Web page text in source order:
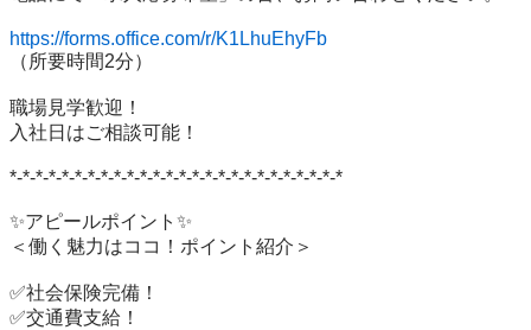
https://forms.office.com/r/K1LhuEhyFb
（所要時間2分）
職場見学歓迎！
入社日はご相談可能！
*-*-*-*-*-*-*-*-*-*-*-*-*-*-*-*-*-*-*-*-*-*-*-*-*-*
✨アピールポイント✨
＜働く魅力はココ！ポイント紹介＞
✅社会保険完備！
✅交通費支給！